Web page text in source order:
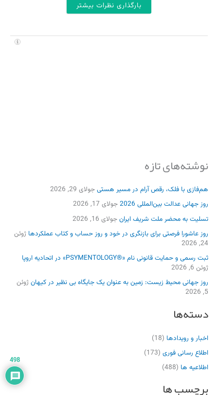
نوشته‌های تازه
هم‌فازی با فلک، رقص آرام در مسیر هستیجولای 29, 2026
روز جهانی عدالت بین‌المللی 2026
جولای 17, 2026
تسلیت به محضر ملت شریف ایرانجولای 16, 2026
روز عاشورا فرصتی برای بازنگری در خود و روز حساب و کتاب عملکردها ژوئن
24, 2026
ثبت رسمی و حمایت قانونی نام «®PSYMENTOLOGY» در اتحادیه اروپا
ژوئن 6, 2026
روز جهانی محیط زیست: زمین به عنوان یک جایگاه بی نظیر در کیهانژوئن
5, 2026
دسته‌ها
اخبار و رویدادها (18)
اطلاع رسانی فوری (173)
اطلاعیه ها (488)
برچسب ها
بارگذاری نظرات بیشتر
498